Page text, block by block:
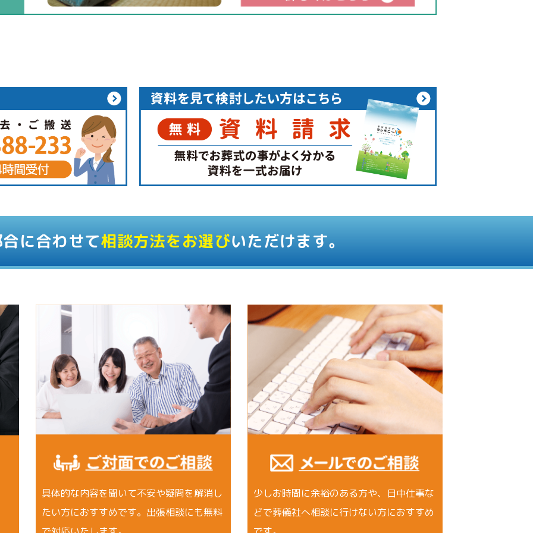
に合わせて相談方法をお選びいただけます。
具体的な内容を聞いて不安や疑問を解消し
たい方におすすめです。出張相談にも無料
少しお時間に余裕のある方や、日中仕事な
どで葬儀社へ相談に行けない方におすすめ